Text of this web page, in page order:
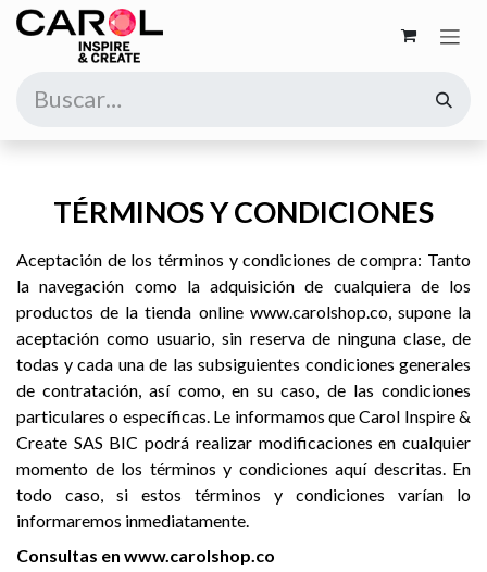
Ir al contenido
TÉRMINOS Y CONDICIONES
Aceptación de los términos y condiciones de compra: Tanto
la navegación como la adquisición de cualquiera de los
productos de la tienda online www.carolshop.co, supone la
aceptación como usuario, sin reserva de ninguna clase, de
todas y cada una de las subsiguientes condiciones generales
de contratación, así como, en su caso, de las condiciones
particulares o específicas. Le informamos que Carol Inspire &
Create SAS BIC podrá realizar modificaciones en cualquier
momento de los términos y condiciones aquí descritas. En
todo caso, si estos términos y condiciones varían lo
informaremos inmediatamente.
Consultas en www.carolshop.co